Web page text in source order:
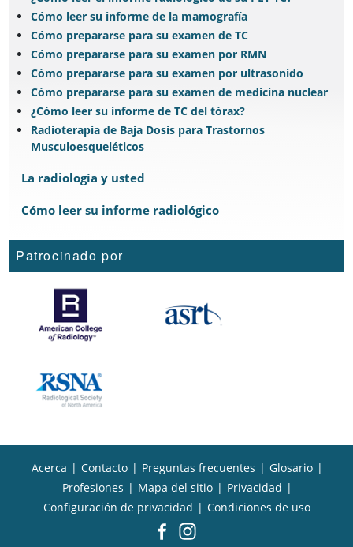
Cómo leer su informe de la mamografía
Cómo prepararse para su examen de TC
Cómo prepararse para su examen por RMN
Cómo prepararse para su examen por ultrasonido
Cómo prepararse para su examen de medicina nuclear
¿Cómo leer su informe de TC del tórax?
Radioterapia de Baja Dosis para Trastornos
Musculoesqueléticos
La radiología y usted
Cómo leer su informe radiológico
Patrocinado por
Acerca | Contacto | Preguntas frecuentes | Glosario |
Profesiones | Mapa del sitio | Privacidad |
Configuración de privacidad | Condiciones de uso